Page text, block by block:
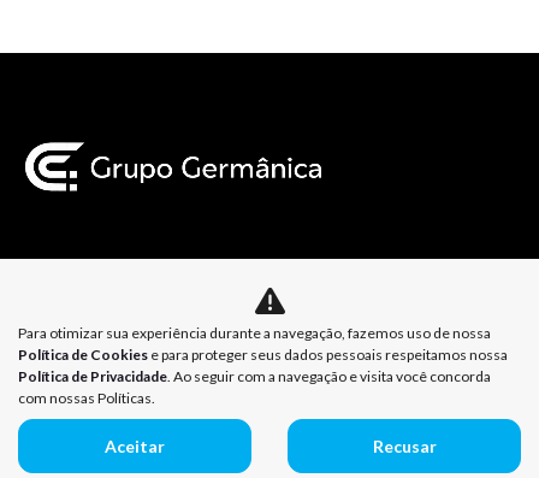
Política de Privacidade Política de Cookies
Desenvolvido pela DEALERSPACE ® Direitos Reservados.
Para otimizar sua experiência durante a navegação, fazemos uso de nossa
Política de Cookies e para proteger seus dados pessoais respeitamos nossa
Política de Privacidade. Ao seguir com a navegação e visita você concorda
com nossas Políticas.
Aceitar Recusar